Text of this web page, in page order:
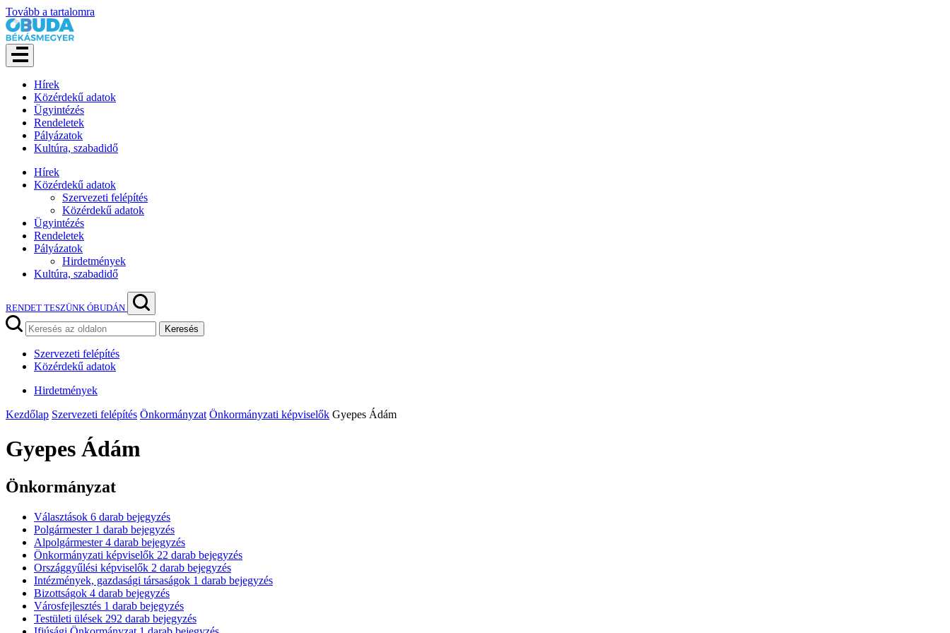
Tovább a tartalomra
Hírek
Közérdekű adatok
Ügyintézés
Rendeletek
Pályázatok
Kultúra, szabadidő
Hírek
Közérdekű adatok
Szervezeti felépítés
Közérdekű adatok
Ügyintézés
Rendeletek
Pályázatok
Hirdetmények
Kultúra, szabadidő
RENDET TESZÜNK ÓBUDÁN
Keresés
Szervezeti felépítés
Közérdekű adatok
Hirdetmények
Kezdőlap Szervezeti felépítés Önkormányzat Önkormányzati képviselők Gyepes Ádám
Gyepes Ádám
Önkormányzat
Választások 6 darab bejegyzés
Polgármester 1 darab bejegyzés
Alpolgármester4 darab bejegyzés
Önkormányzati képviselők 22 darab bejegyzés
Országgyűlési képviselők 2 darab bejegyzés
Intézmények, gazdasági társaságok 1 darab bejegyzés
Bizottságok 4 darab bejegyzés
Városfejlesztés 1 darab bejegyzés
Testületi ülések 292 darab bejegyzés